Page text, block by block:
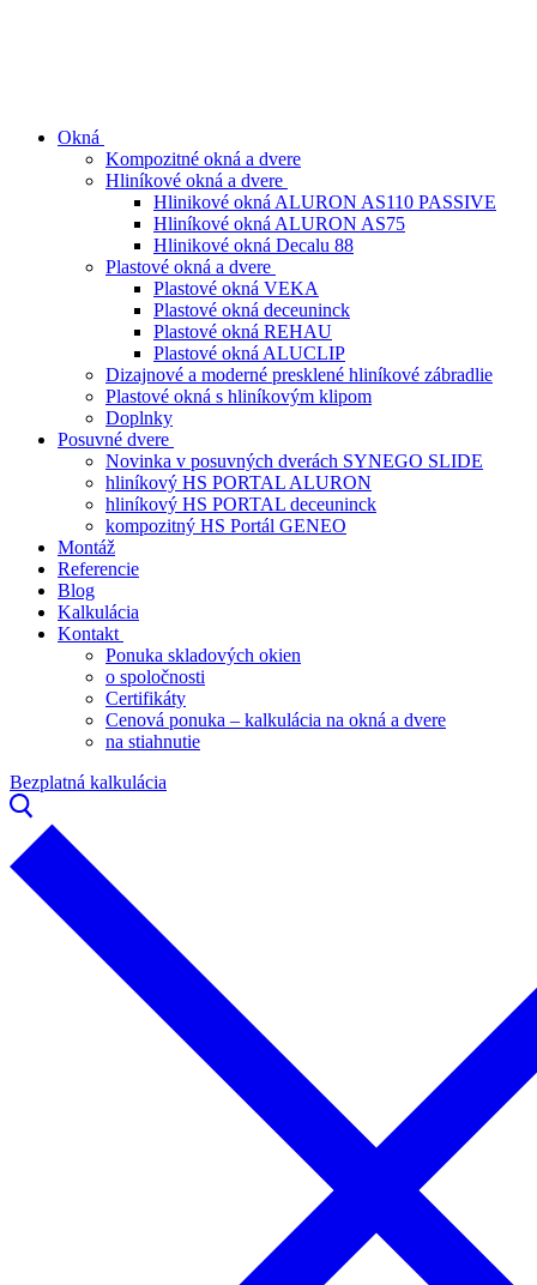
Okná
Kompozitné okná a dvere
Hliníkové okná a dvere
Hlinikové okná ALURON AS110 PASSIVE
Hliníkové okná ALURON AS75
Hlinikové okná Decalu 88
Plastové okná a dvere
Plastové okná VEKA
Plastové okná deceuninck
Plastové okná REHAU
Plastové okná ALUCLIP
Dizajnové a moderné presklené hliníkové zábradlie
Plastové okná s hliníkovým klipom
Doplnky
Posuvné dvere
Novinka v posuvných dverách SYNEGO SLIDE
hliníkový HS PORTAL ALURON
hliníkový HS PORTAL deceuninck
kompozitný HS Portál GENEO
Montáž
Referencie
Blog
Kalkulácia
Kontakt
Ponuka skladových okien
o spoločnosti
Certifikáty
Cenová ponuka – kalkulácia na okná a dvere
na stiahnutie
Bezplatná kalkulácia